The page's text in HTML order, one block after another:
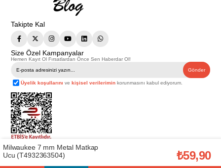
Takipte Kal
Size Özel Kampanyalar
Hemen Kayıt Ol Fırsatlardan Önce Sen Haberdar Ol!
Gönder
Üyelik koşullarını vekişisel verilerimin korunmasını kabul ediyorum.
Telif Hakkı © 2026Afeks Yapı Market
. Tüm hakları saklıdır.
Bu web sitesindeki tüm ürünler ticari amaçlıdır. Web sitemizde yer alan
görsel ve yazılı içerikler firmamıza ait olup, firmamızın yazılı izni alınmadan
Milwaukee 7 mm Metal Matkap
Ucu (T4932363504)
₺59,90